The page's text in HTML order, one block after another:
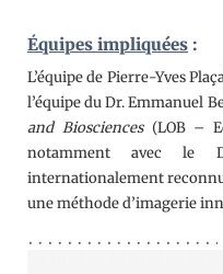
Équipes impliquées :
L’équipe de Pierre-Yves
l’équipe du Dr. Emmanuel
and Biosciences(LOB –
notamment avec le
internationalement
une méthode d’imagerie